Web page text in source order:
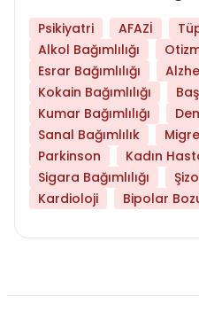
Psikiyatri AFAZİ
Alkol Bağımlılığı
Esrar Bağımlılığı
Kokain Bağımlılığı
Kumar Bağımlılığı
Sanal Bağımlılık
Parkinson
Kadın
Sigara Bağımlılığı
Kardioloji
Bipolar